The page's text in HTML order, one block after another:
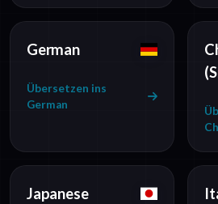
German
Übersetzen ins
German
Japanese